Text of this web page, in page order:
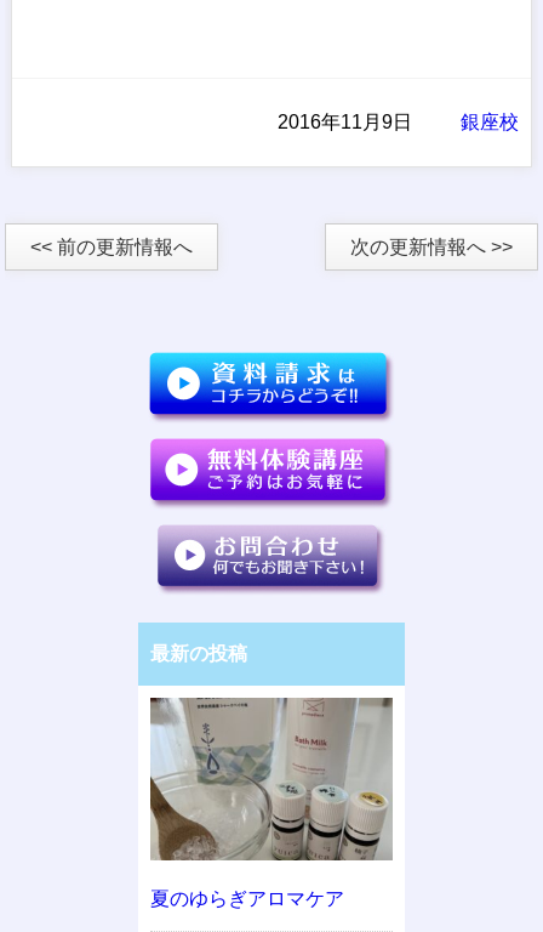
銀座校
2016年11月9日
<< 前の更新情報へ 次の更新情報へ >>
最新の投稿
夏のゆらぎアロマケア